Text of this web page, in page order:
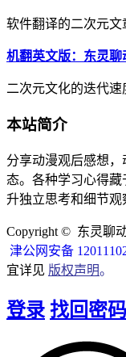
软件翻译的二次元文
机翻英文版：东灵聊
二次元文化的迭代
本站简介
分享动漫观后感想
态。各种学习心得
升独立思考和细节观
Copyright © 东灵聊
津公网安备
宜详见 版权声明。
登录 找回密码